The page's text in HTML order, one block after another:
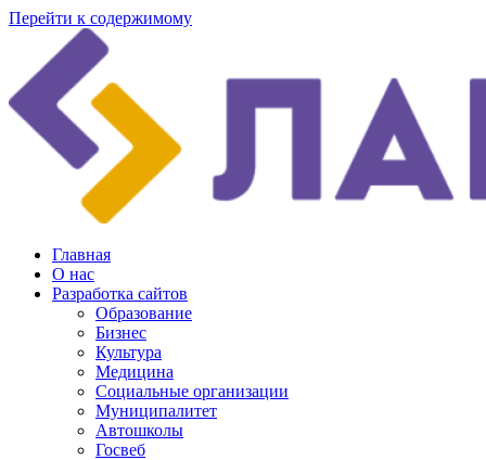
Перейти к содержимому
Главная
О нас
Разработка сайтов
Образование
Бизнес
Культура
Медицина
Социальные организации
Муниципалитет
Автошколы
Госвеб